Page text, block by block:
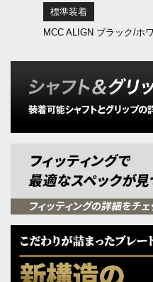
標準装着
MCC ALIGN ブラック/ホ